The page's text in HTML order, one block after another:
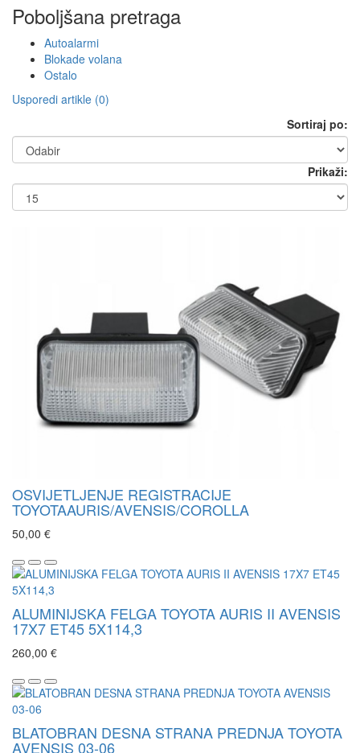
Poboljšana pretraga
Autoalarmi
Blokade volana
Ostalo
Usporedi artikle (0)
Sortiraj po:
Prikaži:
OSVIJETLJENJE REGISTRACIJE
TOYOTAAURIS/AVENSIS/COROLLA
50,00 €
ALUMINIJSKA FELGA TOYOTA AURIS II AVENSIS
17X7 ET45 5X114,3
260,00 €
BLATOBRAN DESNA STRANA PREDNJA TOYOTA
AVENSIS 03-06